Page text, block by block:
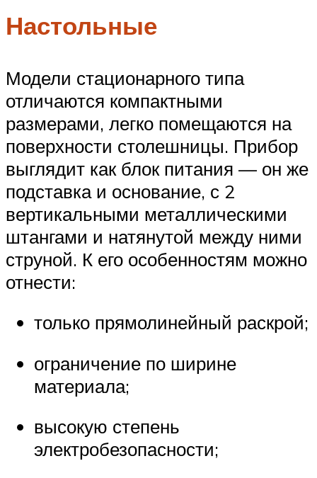
Настольные
Модели стационарного типа
отличаются компактными
размерами, легко помещаются на
поверхности столешницы. Прибор
выглядит как блок питания — он же
подставка и основание, с 2
вертикальными металлическими
штангами и натянутой между ними
струной. К его особенностям можно
отнести:
только прямолинейный раскрой;
ограничение по ширине
материала;
высокую степень
электробезопасности;